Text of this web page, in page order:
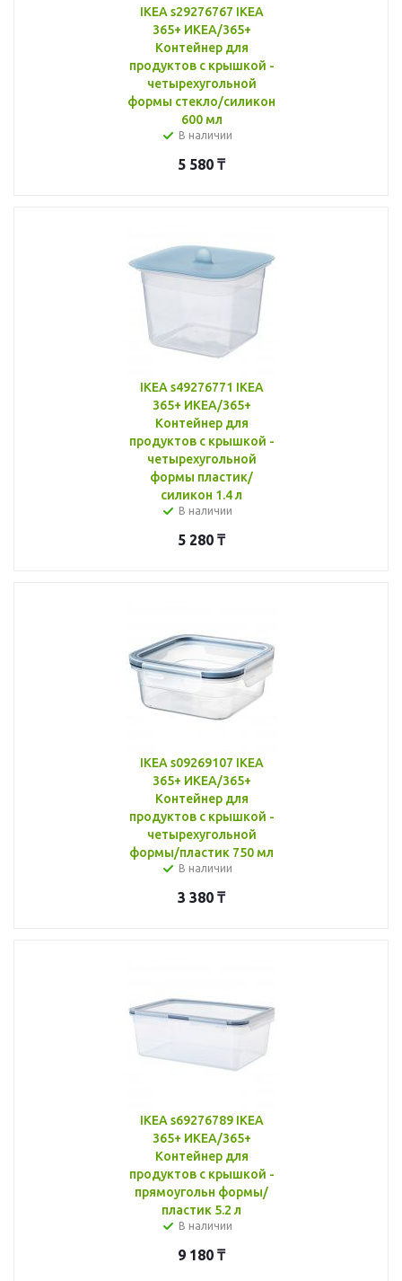
IKEA s29276767 IKEA
365+ ИКЕА/365+
Контейнер для
продуктов с крышкой -
четырехугольной
формы стекло/силикон
600 мл
В наличии
5 580 ₸
IKEA s49276771 IKEA
365+ ИКЕА/365+
Контейнер для
продуктов с крышкой -
четырехугольной
формы пластик/
силикон 1.4 л
В наличии
5 280 ₸
IKEA s09269107 IKEA
365+ ИКЕА/365+
Контейнер для
продуктов с крышкой -
четырехугольной
формы/пластик 750 мл
В наличии
3 380 ₸
IKEA s69276789 IKEA
365+ ИКЕА/365+
Контейнер для
продуктов с крышкой -
прямоугольн формы/
пластик 5.2 л
В наличии
9 180 ₸